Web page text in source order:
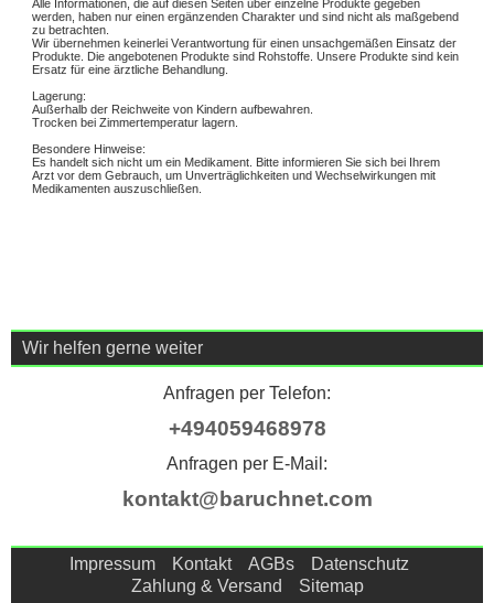
Alle Informationen, die auf diesen Seiten über einzelne Produkte gegeben
werden, haben nur einen ergänzenden Charakter und sind nicht als maßgebend
zu betrachten.
Wir übernehmen keinerlei Verantwortung für einen unsachgemäßen Einsatz der
Produkte. Die angebotenen Produkte sind Rohstoffe. Unsere Produkte sind kein
Ersatz für eine ärztliche Behandlung.
Lagerung:
Außerhalb der Reichweite von Kindern aufbewahren.
Trocken bei Zimmertemperatur lagern.
Besondere Hinweise:
Es handelt sich nicht um ein Medikament. Bitte informieren Sie sich bei Ihrem
Arzt vor dem Gebrauch, um Unverträglichkeiten und Wechselwirkungen mit
Medikamenten auszuschließen.
Wir helfen gerne weiter
Anfragen per Telefon:
+494059468978
Anfragen per E-Mail:
kontakt@baruchnet.com
Impressum Kontakt AGBs
Datenschutz
Zahlung & Versand
Sitemap